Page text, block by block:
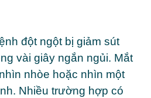
đột ngột bị giảm sút
vài giây ngắn ngủi. Mắt
nhòe hoặc nhìn một
Nhiều trường hợp có